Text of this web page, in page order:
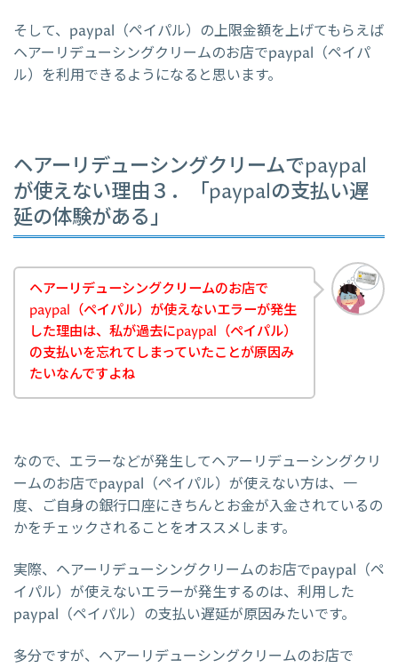
そして、paypal（ペイパル）の上限金額を上げてもらえば
ヘアーリデューシングクリームのお店でpaypal（ペイパ
ル）を利用できるようになると思います。
ヘアーリデューシングクリームでpaypal
が使えない理由３．「paypalの支払い遅
延の体験がある」
ヘアーリデューシングクリームのお店で
paypal（ペイパル）が使えないエラーが発生
した理由は、私が過去にpaypal（ペイパル）
の支払いを忘れてしまっていたことが原因み
たいなんですよね
なので、エラーなどが発生してヘアーリデューシングクリ
ームのお店でpaypal（ペイパル）が使えない方は、一
度、ご自身の銀行口座にきちんとお金が入金されているの
かをチェックされることをオススメします。
実際、ヘアーリデューシングクリームのお店でpaypal（ペ
イパル）が使えないエラーが発生するのは、利用した
paypal（ペイパル）の支払い遅延が原因みたいです。
多分ですが、ヘアーリデューシングクリームのお店で